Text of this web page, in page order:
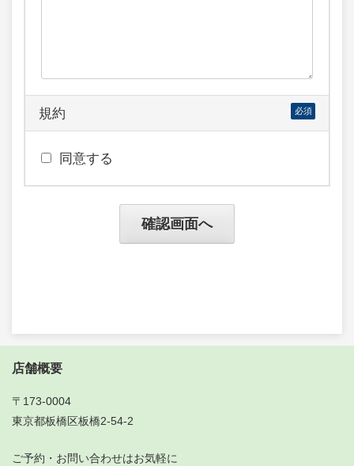
規約 必須
同意する
店舗概要
〒173-0004
東京都板橋区板橋2-54-2
ご予約・お問い合わせはお気軽に